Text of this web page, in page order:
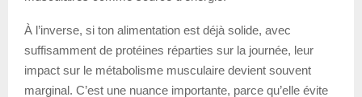
À l’inverse, si ton alimentation est déjà solide, avec
suffisamment de protéines réparties sur la journée, leur
impact sur le métabolisme musculaire devient souvent
marginal. C’est une nuance importante, parce qu’elle évite